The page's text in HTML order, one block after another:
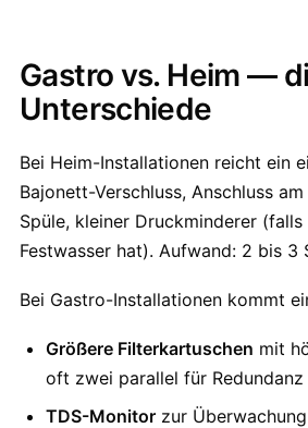
Gastro vs. Heim —
Unterschiede
Bei Heim-Installationen reicht ein
Bajonett-Verschluss, Anschluss
Spüle, kleiner Druckminderer (falls
Festwasser hat). Aufwand: 2 bis 3
Bei Gastro-Installationen kommt
Größere Filterkartuschen mit
oft zwei parallel für Redundanz
TDS-Monitor zur